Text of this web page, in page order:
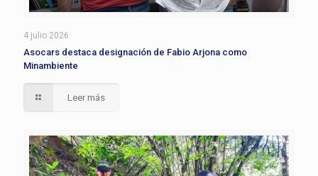
4 julio 2026
Asocars destaca designación de Fabio Arjona como
Minambiente
Leer más